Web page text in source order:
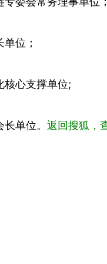
位；
核心支撑单位;
单位。 返回搜狐，